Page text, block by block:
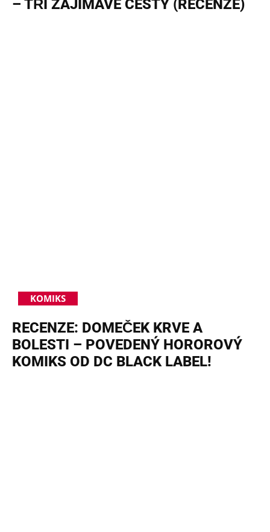
– TŘI ZAJÍMAVÉ CESTY (RECENZE)
KOMIKS
RECENZE: DOMEČEK KRVE A
BOLESTI – POVEDENÝ HOROROVÝ
KOMIKS OD DC BLACK LABEL!